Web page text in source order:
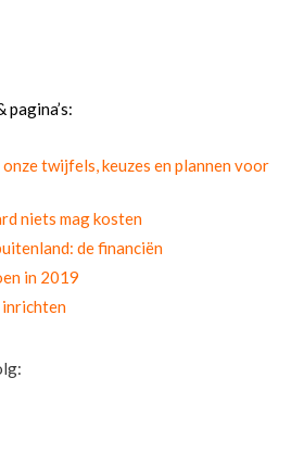
twijfels, keuzes en plannen voor
niets mag kosten
de financiën
in 2019
inrichten